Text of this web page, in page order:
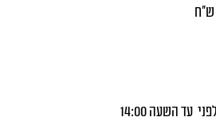
עד השעה 14:00